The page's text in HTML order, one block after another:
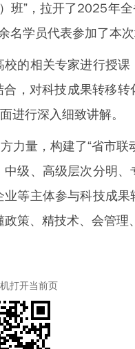
”，拉开了2025年
学员代表参加了本次
相关专家进行授课
，对科技成果转移
进行深入细致讲解。
量，构建了“省市联
级、高级层次分明
等主体参与科技成
策、精技术、会管
打开当前页